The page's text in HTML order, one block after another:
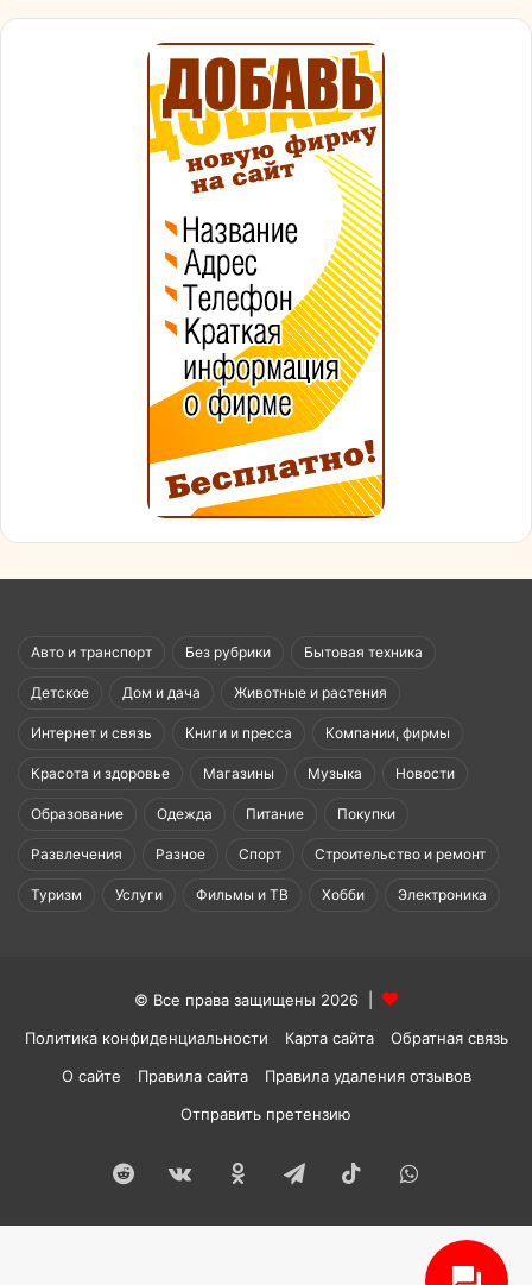
Авто и транспорт Без рубрики Бытовая техника
Детское Дом и дача Животные и растения
Интернет и связь Книги и пресса Компании, фирмы
Красота и здоровье Магазины Музыка Новости
Образование Одежда Питание Покупки
Развлечения Разное Спорт Строительство и ремонт
Туризм Услуги Фильмы и ТВ Хобби Электроника
© Все права защищены 2026 |
Политика конфиденциальности
Карта сайта
Обратная связь
О сайте
Правила сайта
Правила удаления отзывов
Отправить претензию
Reddit vk.comОдноклассники
TelegramTikTokWhatsApp